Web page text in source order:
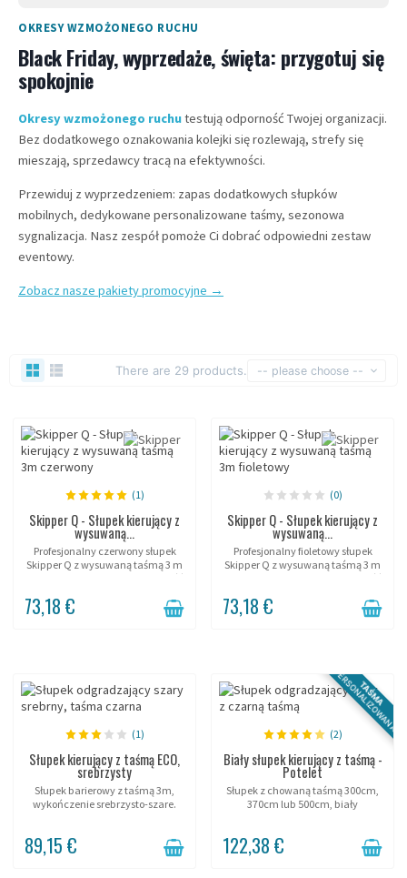
OKRESY WZMOŻONEGO RUCHU
Black Friday, wyprzedaże, święta: przygotuj się
spokojnie
Okresy wzmożonego ruchutestują odporność Twojej organizacji.
Bez dodatkowego oznakowania kolejki się rozlewają, strefy się
mieszają, sprzedawcy tracą na efektywności.
Przewiduj z wyprzedzeniem: zapas dodatkowych słupków
mobilnych, dedykowane personalizowane taśmy, sezonowa
sygnalizacja. Nasz zespół pomoże Ci dobrać odpowiedni zestaw
eventowy.
Zobacz nasze pakiety promocyjne →
There are 29 products. -- please choose --
(1)
Skipper Q - Słupek kierujący z
wysuwaną...
Profesjonalny czerwony słupek
Skipper Q z wysuwaną taśmą 3 m
i wypełnianą podstawą. Wysokość
automatyczne hamowanie.
Intensywne użytkowanie...
73,18 €
(0)
Skipper Q - Słupek kierujący z
wysuwaną...
Profesjonalny fioletowy słupek
Skipper Q z wysuwaną taśmą 3 m
i wypełnianą podstawą. Wysokość
automatyczne hamowanie. Kolor
premium dla prestiżowych...
73,18 €
(1)
Słupek kierujący z taśmą ECO,
srebrzysty
Słupek barierowy z taśmą 3m,
wykończenie srebrzysto-szare.
89,15 €
TAŚMA
PERSONALIZOWANA
(2)
Biały słupek kierujący z taśmą -
Potelet
Słupek z chowaną taśmą 300cm,
370cm lub 500cm, biały
122,38 €